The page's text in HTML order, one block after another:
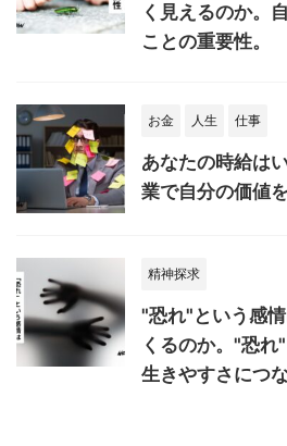
く見えるのか。
ことの重要性。
お金 人生 仕事
あなたの時給は
業で自分の価値
精神探求
"恐れ"という感
くるのか。"恐
生きやすさにつ